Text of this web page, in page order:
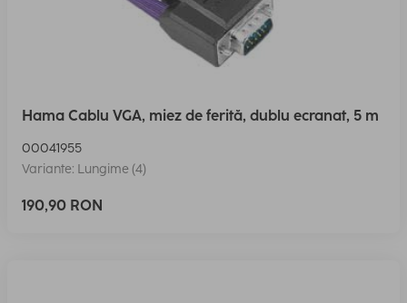
Hama Cablu VGA, miez de ferită, dublu ecranat, 5 m
00041955
Variante: Lungime (4)
190,90 RON